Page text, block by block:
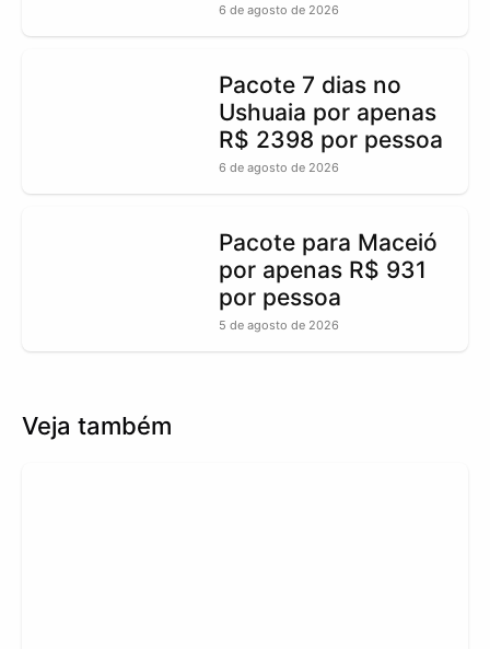
6 de agosto de 2026
Pacote 7 dias no
Ushuaia por apenas
R$ 2398 por pessoa
6 de agosto de 2026
Pacote para Maceió
por apenas R$ 931
por pessoa
5 de agosto de 2026
Veja também